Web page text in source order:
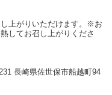
上がりいただけます。※お
してお召し上がりくださ
長崎県佐世保市船越町94